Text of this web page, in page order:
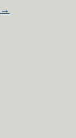
→